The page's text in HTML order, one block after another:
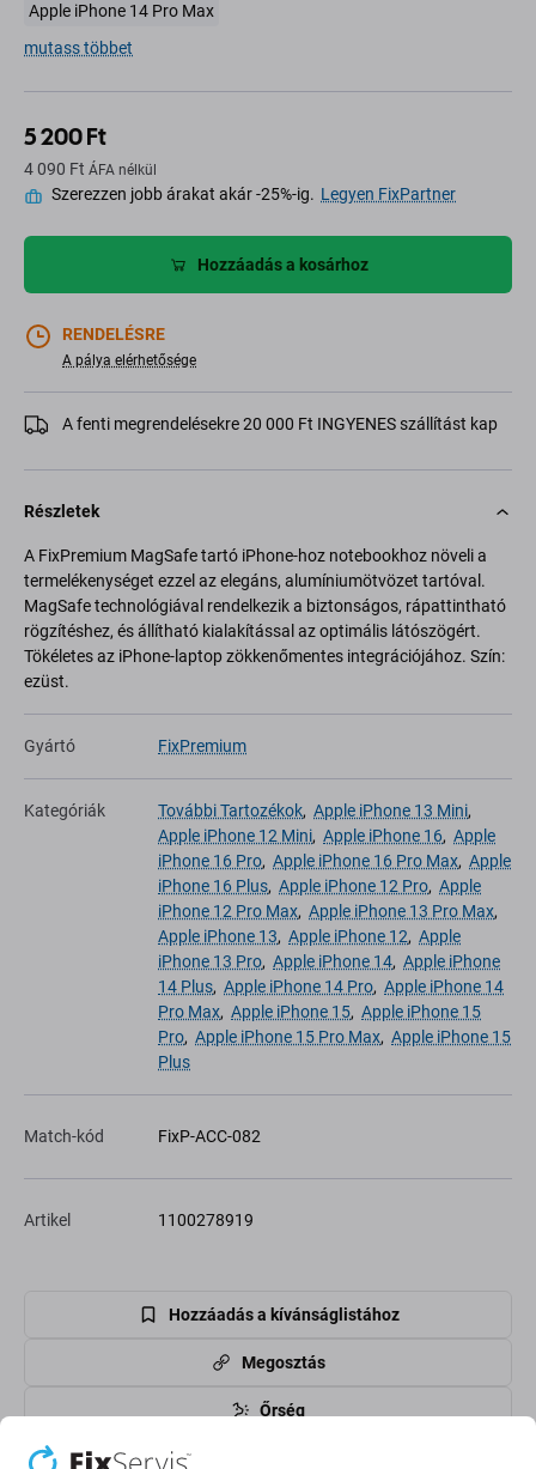
Apple iPhone 14 Pro Max
mutass többet
5 200 Ft
4 090 Ft ÁFA nélkül
Szerezzen jobb árakat akár -25%-ig. Legyen FixPartner
Hozzáadás a kosárhoz
RENDELÉSRE
A pálya elérhetősége
A fenti megrendelésekre 20 000 Ft INGYENES szállítást kap
Részletek
A FixPremium MagSafe tartó iPhone-hoz notebookhoz növeli a
termelékenységet ezzel az elegáns, alumíniumötvözet tartóval.
MagSafe technológiával rendelkezik a biztonságos, rápattintható
rögzítéshez, és állítható kialakítással az optimális látószögért.
Tökéletes az iPhone-laptop zökkenőmentes integrációjához. Szín:
ezüst.
Gyártó FixPremium
Kategóriák További Tartozékok, Apple iPhone 13 Mini,
Apple iPhone 12 Mini, Apple iPhone 16, Apple
iPhone 16 Pro, Apple iPhone 16 Pro Max, Apple
iPhone 16 Plus, Apple iPhone 12 Pro, Apple
iPhone 12 Pro Max, Apple iPhone 13 Pro Max,
Apple iPhone 13, Apple iPhone 12, Apple
iPhone 13 Pro, Apple iPhone 14, Apple iPhone
14 Plus, Apple iPhone 14 Pro, Apple iPhone 14
Pro Max, Apple iPhone 15, Apple iPhone 15
Pro, Apple iPhone 15 Pro Max, Apple iPhone 15
Plus
Match-kód FixP-ACC-082
Artikel 1100278919
Hozzáadás a kívánságlistához
Megosztás
Őrség